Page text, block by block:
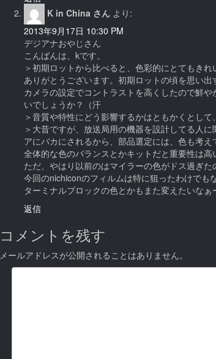
K in China さん より:
2013年9月17日 10:30 PM
デジアナおやじさん
こんばんは、kです。
＞初期ロットから比べると、色彩的にとてもきれ
ありがとうございます。初期ロットの頃を思い出
カメラの設定でコントラストを高くしたので鮮
いでしょうか？（汗
＞音質や特性にどう影響するかはともかくとし
＞大昔ですが、放送局用の機器を設計してる人
アにバカにされるから、部品選定には、色も考え
全体的な色のバランスとかキットだと重要性は高
ただ、やはり以前のはマイラーの色がドス過ぎた
今回のnichiconのフィルムは特に狙ったわけでも
ターミナルブロックの色とかもまた変えたいな
返信
コメントを残す
メールアドレスが公開されることはありません。